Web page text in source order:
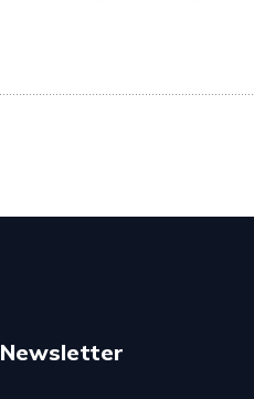
Newsletter